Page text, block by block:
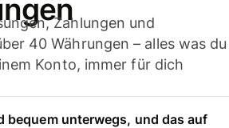
Zahlungen und
40 Währungen – alles was du
Konto, immer für dich
bequem unterwegs, und das auf